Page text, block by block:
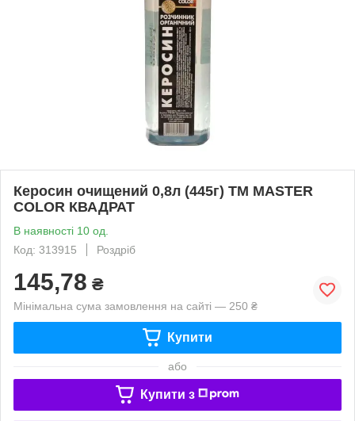
Керосин очищений 0,8л (445г) ТМ МASTER
COLOR КВАДРАТ
В наявності 10 од.
Код: 313915
Роздріб
145,78 ₴
Мінімальна сума замовлення на сайті — 250 ₴
Купити
або
Купити з